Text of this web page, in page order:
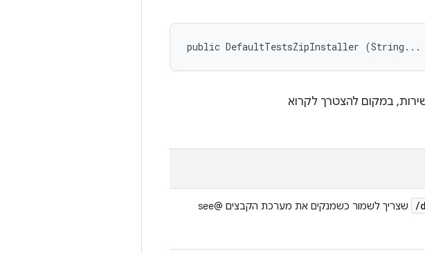
public DefaultTestsZipInstaller
במקום להצטרך לקרוא
/
שצריך לשמור כשמנקים את מערכת הקבצים @see